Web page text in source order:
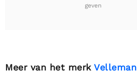
geven
Meer van het merk Velleman